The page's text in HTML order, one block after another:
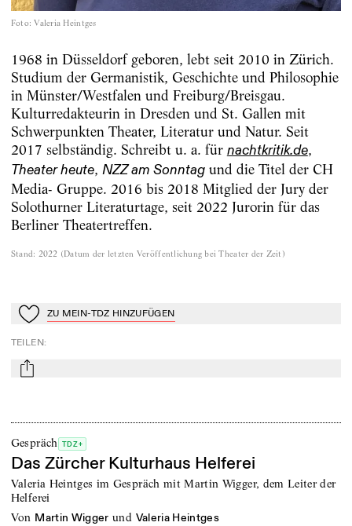
Foto: Valeria Heintges
1968 in Düsseldorf geboren, lebt seit 2010 in Zürich.
Studium der Germanistik, Geschichte und Philosophie
in Münster/Westfalen und Freiburg/Breisgau.
Kulturredakteurin in Dresden und St. Gallen mit
Schwerpunkten Theater, Literatur und Natur. Seit
2017 selbständig. Schreibt u. a. für nachtkritik.de,
Theater heute, NZZ am Sonntagund die Titel der CH
Media- Gruppe. 2016 bis 2018 Mitglied der Jury der
Solothurner Literaturtage, seit 2022 Jurorin für das
Berliner Theatertreffen.
Stand: 2022 (Datum der letzten Veröffentlichung bei Theater der Zeit )
Zu Mein-TdZ hinzufügen
ZU MEIN-TDZ HINZUFÜGEN
TEILEN:
mail
Gespräch TDZ+
Das Zürcher Kulturhaus Helferei
Valeria Heintges im Gespräch mit Martin Wigger, dem Leiter der
Helferei
von Martin Wigger und Valeria Heintges